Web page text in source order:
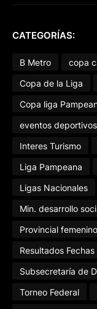
CATEGORÍAS:
B Metro copa
Copa de la Liga
Copa liga
eventos deportivos
Interes Turismo
Liga Pampeana
Ligas Nacionales
Min. desarrollo
Provincial femenino
Resultados
Subsecretaría de
Torneo Federal